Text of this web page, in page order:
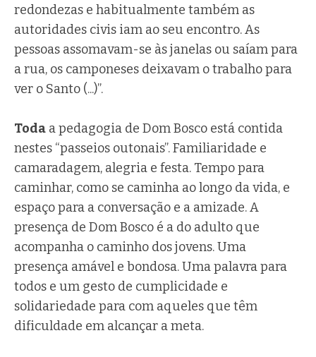
redondezas e habitualmente também as
autoridades civis iam ao seu encontro. As
pessoas assomavam-se às janelas ou saíam para
a rua, os camponeses deixavam o trabalho para
ver o Santo (...)”.
Toda a pedagogia de Dom Bosco está contida
nestes “passeios outonais”. Familiaridade e
camaradagem, alegria e festa. Tempo para
caminhar, como se caminha ao longo da vida, e
espaço para a conversação e a amizade. A
presença de Dom Bosco é a do adulto que
acompanha o caminho dos jovens. Uma
presença amável e bondosa. Uma palavra para
todos e um gesto de cumplicidade e
solidariedade para com aqueles que têm
dificuldade em alcançar a meta.